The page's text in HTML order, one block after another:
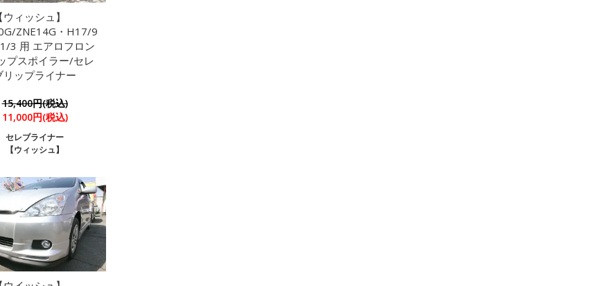
【ウィッシュ】
ZNE14G・H17/9
3 用 エアロフロン
プスポイラー/セレ
リップライナー
15,400円(税込)
11,000円(税込)
セレブライナー
【ウィッシュ】